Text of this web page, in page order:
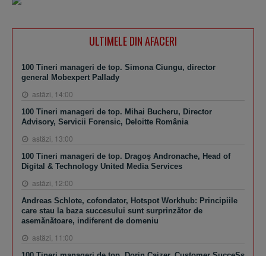
ULTIMELE DIN AFACERI
100 Tineri manageri de top. Simona Ciungu, director
general Mobexpert Pallady
astăzi, 14:00
100 Tineri manageri de top. Mihai Bucheru, Director
Advisory, Servicii Forensic, Deloitte România
astăzi, 13:00
100 Tineri manageri de top. Dragoş Andronache, Head of
Digital & Technology United Media Services
astăzi, 12:00
Andreas Schlote, cofondator, Hotspot Workhub: Principiile
care stau la baza succesului sunt surprinzător de
asemănătoare, indiferent de domeniu
astăzi, 11:00